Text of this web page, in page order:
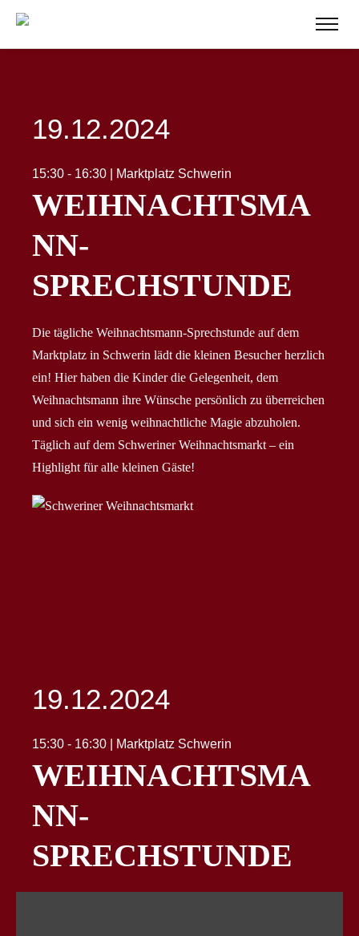
19.12.2024
15:30 - 16:30 | Marktplatz Schwerin
WEIHNACHTSMA
NN-
SPRECHSTUNDE
Die tägliche Weihnachtsmann-Sprechstunde auf dem
Marktplatz in Schwerin lädt die kleinen Besucher herzlich
ein! Hier haben die Kinder die Gelegenheit, dem
Weihnachtsmann ihre Wünsche persönlich zu überreichen
und sich ein wenig weihnachtliche Magie abzuholen.
Täglich auf dem Schweriner Weihnachtsmarkt – ein
Highlight für alle kleinen Gäste!
19.12.2024
15:30 - 16:30 | Marktplatz Schwerin
WEIHNACHTSMA
NN-
SPRECHSTUNDE